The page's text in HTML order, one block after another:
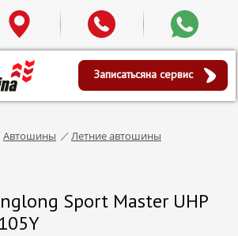
Записатьсяна сервис
Автошины
Летние автошины
Sport Master UHP